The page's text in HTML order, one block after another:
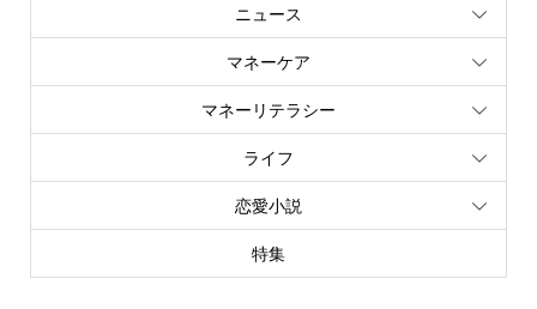
ニュース
マネーケア
マネーリテラシー
ライフ
恋愛小説
特集